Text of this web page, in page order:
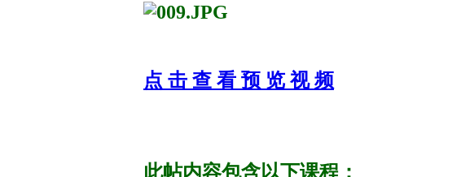
点 击 查 看 预 览 视 频
此帖内容包含以下课程：